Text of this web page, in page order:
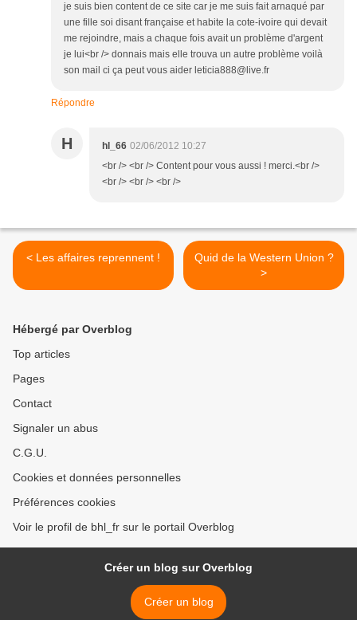
je suis bien content de ce site car je me suis fait arnaqué par
une fille soi disant française et habite la cote-ivoire qui devait
me rejoindre, mais a chaque fois avait un problème d'argent
je lui<br /> donnais mais elle trouva un autre problème voilà
son mail ci ça peut vous aider leticia888@live.fr
Répondre
H hl_66 02/06/2012 10:27
<br /> <br /> Content pour vous aussi ! merci.<br />
<br /> <br /> <br />
< Les affaires reprennent !
Quid de la Western Union ?
>
Hébergé par Overblog
Top articles
Pages
Contact
Signaler un abus
C.G.U.
Cookies et données personnelles
Préférences cookies
Voir le profil de bhl_fr sur le portail Overblog
Créer un blog sur Overblog
Créer un blog